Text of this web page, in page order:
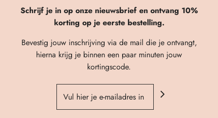
Privacybeleid
Algemene Voorwaarden
Contact
Schrijf je in op onze nieuwsbrief en ontvang 10%
korting op je eerste bestelling.
Bevestig jouw inschrijving via de mail die je ontvangt,
hierna krijg je binnen een paar minuten jouw
kortingscode.